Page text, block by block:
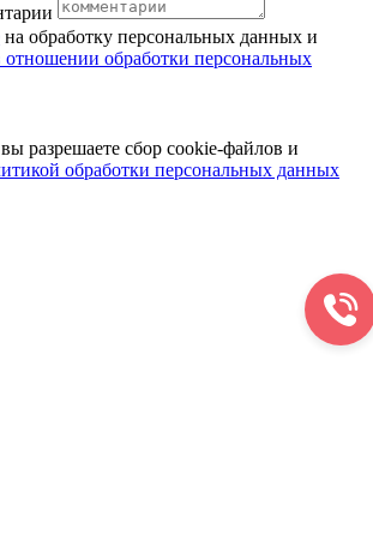
на обработку персональных данных и
отношении обработки персональных
разрешаете сбор cookie-файлов и
обработки персональных данных